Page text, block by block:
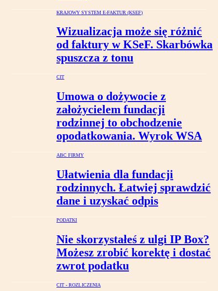
KRAJOWY SYSTEM E-FAKTUR (KSEF)
Wizualizacja może się różnić
od faktury w KSeF. Skarbówka
spuszcza z tonu
CIT
Umowa o dożywocie z
założycielem fundacji
rodzinnej to obchodzenie
opodatkowania. Wyrok WSA
ABC FIRMY
Ułatwienia dla fundacji
rodzinnych. Łatwiej sprawdzić
dane i uzyskać odpis
PODATKI
Nie skorzystałeś z ulgi IP Box?
Możesz zrobić korektę i dostać
zwrot podatku
CIT - ROZLICZENIA